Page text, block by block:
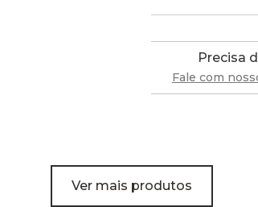
Precisa
Fale com
Ver mais produtos